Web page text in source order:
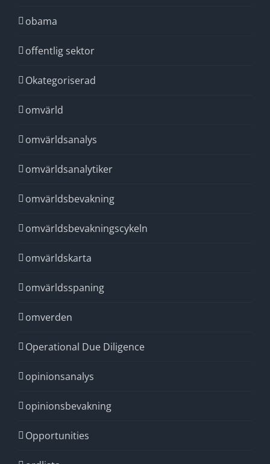
obama
offentlig sektor
Okategoriserad
omvärld
omvärldsanalys
omvärldsanalytiker
omvärldsbevakning
omvärldsbevakningscykeln
omvärldskarta
omvärldsspaning
omverden
Operational Due Diligence
opinionsanalys
opinionsbevakning
Opportunities